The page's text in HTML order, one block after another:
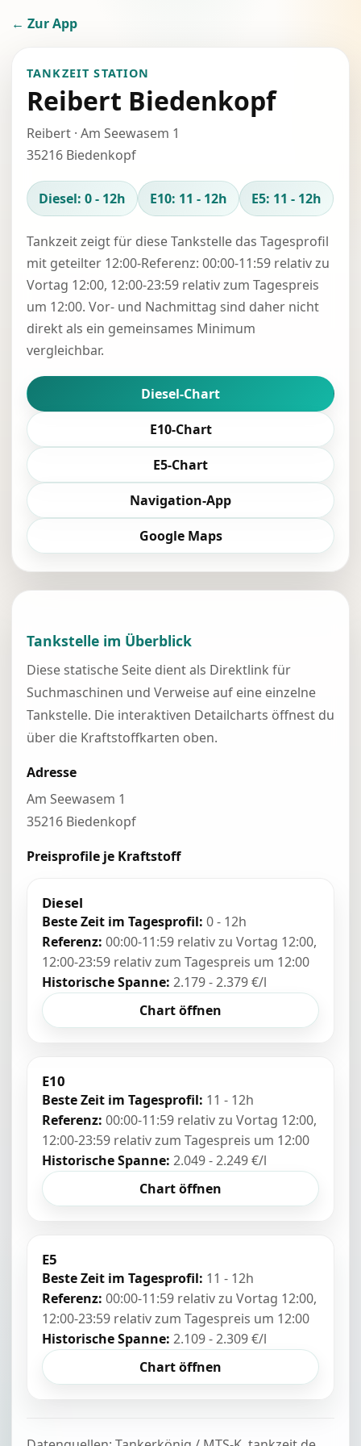
← Zur App
TANKZEIT STATION
Reibert Biedenkopf
Reibert · Am Seewasem 1
35216 Biedenkopf
Diesel: 0 - 12h E10: 11 - 12h E5: 11 - 12h
Tankzeit zeigt für diese Tankstelle das Tagesprofil
mit geteilter 12:00-Referenz: 00:00-11:59 relativ zu
Vortag 12:00, 12:00-23:59 relativ zum Tagespreis
um 12:00. Vor- und Nachmittag sind daher nicht
direkt als ein gemeinsames Minimum
vergleichbar.
Diesel-Chart
E10-Chart
E5-Chart
Navigation-App
Google Maps
Tankstelle im Überblick
Diese statische Seite dient als Direktlink für
Suchmaschinen und Verweise auf eine einzelne
Tankstelle. Die interaktiven Detailcharts öffnest du
über die Kraftstoffkarten oben.
Adresse
Am Seewasem 1
35216 Biedenkopf
Preisprofile je Kraftstoff
Diesel
Beste Zeit im Tagesprofil: 0 - 12h
Referenz: 00:00-11:59 relativ zu Vortag 12:00,
12:00-23:59 relativ zum Tagespreis um 12:00
Historische Spanne: 2.179 - 2.379 €/l
Chart öffnen
E10
Beste Zeit im Tagesprofil: 11 - 12h
Referenz: 00:00-11:59 relativ zu Vortag 12:00,
12:00-23:59 relativ zum Tagespreis um 12:00
Historische Spanne: 2.049 - 2.249 €/l
Chart öffnen
E5
Beste Zeit im Tagesprofil: 11 - 12h
Referenz: 00:00-11:59 relativ zu Vortag 12:00,
12:00-23:59 relativ zum Tagespreis um 12:00
Historische Spanne: 2.109 - 2.309 €/l
Chart öffnen